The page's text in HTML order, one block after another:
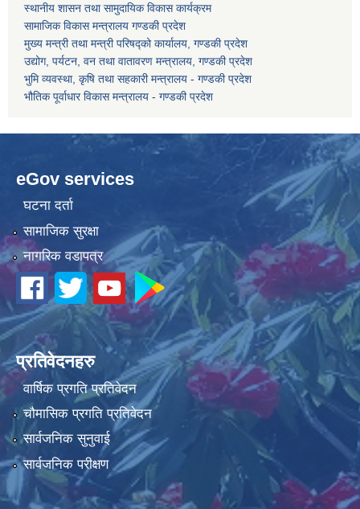
स्थानीय शासन तथा सामुदायिक विकास कार्यक्रम
सामाजिक विकास मन्त्रालय गण्डकी प्रदेश
मुख्य मन्त्री तथा मन्त्री परिषद्को कार्यालय, गण्डकी प्रदेश
उद्योग, पर्यटन, वन तथा वातावरण मन्त्रालय, गण्डकी प्रदेश
भुमि व्यवस्था, कृषि तथा सहकारी मन्त्रालय - गण्डकी प्रदेश
भौतिक पूर्वाधार विकास मन्त्रालय - गण्डकी प्रदेश
eGov services
घटना दर्ता
सामाजिक सुरक्षा
नागरिक वडापत्र
प्रतिवेदनहरु
वार्षिक प्रगति प्रतिवेदन
चौमासिक प्रगति प्रतिवेदन
सार्वजनिक सुनुवाई
सार्वजनिक परीक्षण